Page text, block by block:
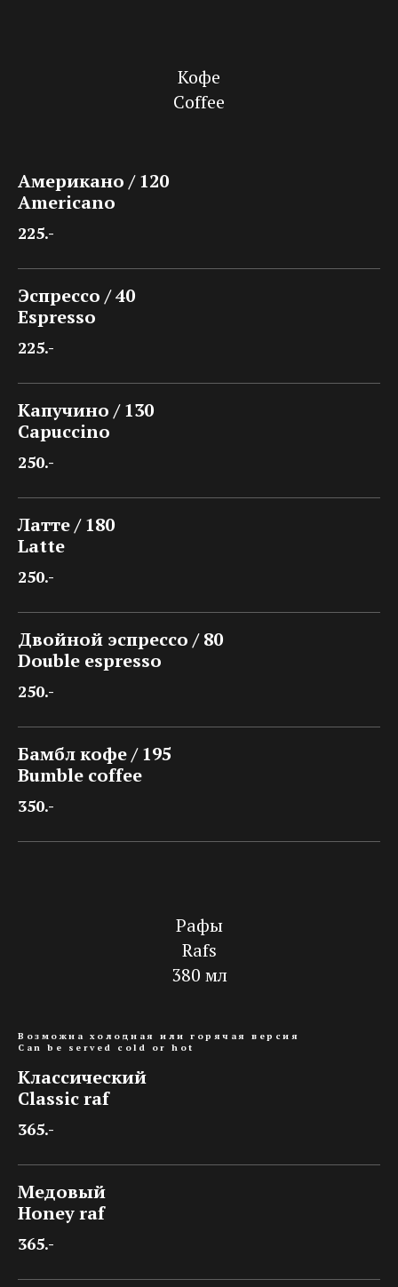
Кофе
Coffee
Американо / 120
Americano
225.-
Эспрессо / 40
Espresso
225.-
Капучино / 130
Capuccino
250.-
Латте / 180
Latte
250.-
Двойной эспрессо / 80
Double espresso
250.-
Бамбл кофе / 195
Bumble coffee
350.-
Рафы
Rafs
380 мл
Возможна холодная или горячая версия
Can be served cold or hot
Классический
Classic raf
365.-
Медовый
Honey raf
365.-